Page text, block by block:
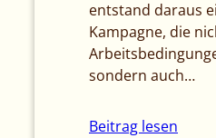
entstand daraus
Kampagne, die
sondern auch…
Beitrag lesen